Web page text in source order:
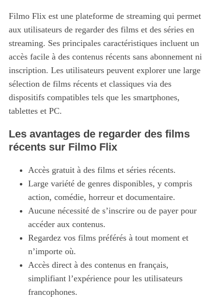
Filmo Flix est une plateforme de streaming qui permet
aux utilisateurs de regarder des films et des séries en
streaming. Ses principales caractéristiques incluent un
accès facile à des contenus récents sans abonnement ni
inscription. Les utilisateurs peuvent explorer une large
sélection de films récents et classiques via des
dispositifs compatibles tels que les smartphones,
tablettes et PC.
Les avantages de regarder des films
récents sur Filmo Flix
Accès gratuit à des films et séries récents.
Large variété de genres disponibles, y compris
action, comédie, horreur et documentaire.
Aucune nécessité de s’inscrire ou de payer pour
accéder aux contenus.
Regardez vos films préférés à tout moment et
n’importe où.
Accès direct à des contenus en français,
simplifiant l’expérience pour les utilisateurs
francophones.